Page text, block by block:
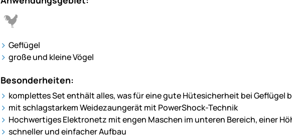
Geflügel
große und kleine Vögel
Besonderheiten:
komplettes Set enthält alles, was für eine gute Hütesicherheit bei Geflügel
mit schlagstarkem Weidezaungerät mit PowerShock-Technik
Hochwertiges Elektronetz mit engen Maschen im unteren Bereich, einer
schneller und einfacher Aufbau